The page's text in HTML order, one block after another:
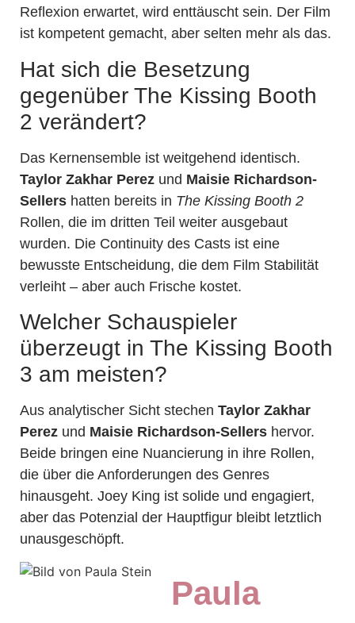
Reflexion erwartet, wird enttäuscht sein. Der Film
ist kompetent gemacht, aber selten mehr als das.
Hat sich die Besetzung
gegenüber The Kissing Booth
2 verändert?
Das Kernensemble ist weitgehend identisch.
Taylor Zakhar Perez und Maisie Richardson-
Sellers hatten bereits in The Kissing Booth 2
Rollen, die im dritten Teil weiter ausgebaut
wurden. Die Continuity des Casts ist eine
bewusste Entscheidung, die dem Film Stabilität
verleiht – aber auch Frische kostet.
Welcher Schauspieler
überzeugt in The Kissing Booth
3 am meisten?
Aus analytischer Sicht stechen Taylor Zakhar
Perez und Maisie Richardson-Sellers hervor.
Beide bringen eine Nuancierung in ihre Rollen,
die über die Anforderungen des Genres
hinausgeht. Joey King ist solide und engagiert,
aber das Potenzial der Hauptfigur bleibt letztlich
unausgeschöpft.
Paula